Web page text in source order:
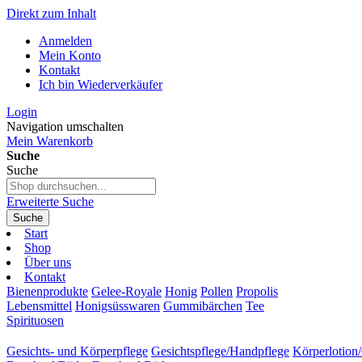
Direkt zum Inhalt
Anmelden
Mein Konto
Kontakt
Ich bin Wiederverkäufer
Login
Navigation umschalten
Mein Warenkorb
Suche
Suche
Erweiterte Suche
Suche
Start
Shop
Über uns
Kontakt
Bienenprodukte Gelee-Royale Honig Pollen Propolis
Lebensmittel Honigsüsswaren Gummibärchen Tee
Spirituosen
Gesichts- und Körperpflege Gesichtspflege/Handpflege